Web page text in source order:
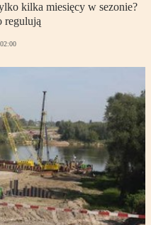
kilka miesięcy w sezonie?
regulują